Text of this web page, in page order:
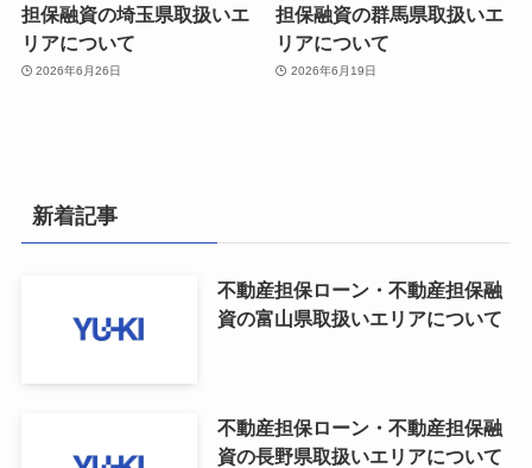
担保融資の埼玉県取扱いエ
リアについて
2026年6月26日
担保融資の群馬県取扱いエ
リアについて
2026年6月19日
新着記事
不動産担保ローン・不動産担保融
資の富山県取扱いエリアについて
不動産担保ローン・不動産担保融
資の長野県取扱いエリアについて